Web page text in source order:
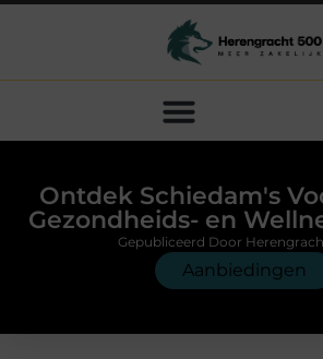
Ontdek Schiedam's
Gezondheids- en
Aanbiedingen
Gepubliceerd Door